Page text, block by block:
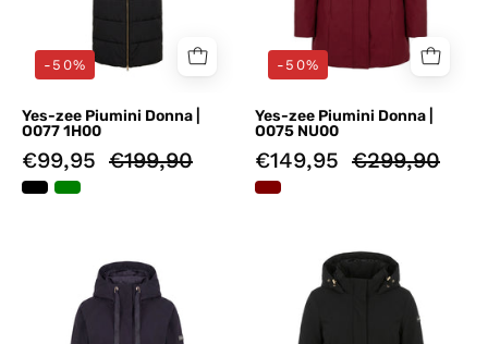
-50%
Yes-zee Piumini Donna |
O077 1H00
€99,95 €199,90
-50%
Yes-zee Piumini Donna |
O075 NU00
€149,95 €299,90
Blu
Yes-
Nero